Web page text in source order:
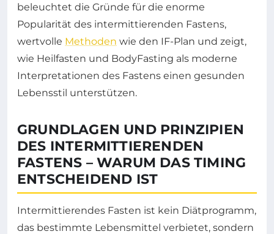
beleuchtet die Gründe für die enorme
Popularität des intermittierenden Fastens,
wertvolle Methoden wie den IF-Plan und zeigt,
wie Heilfasten und BodyFasting als moderne
Interpretationen des Fastens einen gesunden
Lebensstil unterstützen.
GRUNDLAGEN UND PRINZIPIEN
DES INTERMITTIERENDEN
FASTENS – WARUM DAS TIMING
ENTSCHEIDEND IST
Intermittierendes Fasten ist kein Diätprogramm,
das bestimmte Lebensmittel verbietet, sondern